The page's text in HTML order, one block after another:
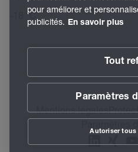
-18 °C
Mentions légales
pour améliorer et
publicités. En savoir plus
Tout
Paramètres
Autoriser tous